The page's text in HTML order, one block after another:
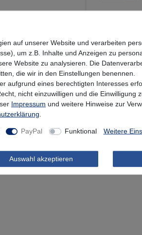
auf unserer Website und verarbeiten
um z.B. Inhalte und Anzeigen zu
Website zu analysieren. Die
die wir in den Einstellungen benennen.
aufgrund eines berechtigten Interesses
nicht einzuwilligen und die Einwilligung
Impressum und weitere Hinweise zur
PayPal Funktional Weitere
Auswahl akzeptieren